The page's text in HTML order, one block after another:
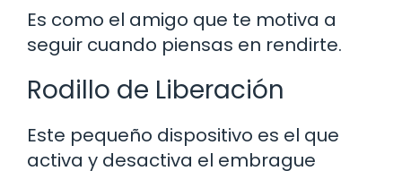
Es como el amigo que te motiva a
seguir cuando piensas en rendirte.
Rodillo de Liberación
Este pequeño dispositivo es el que
activa y desactiva el embrague